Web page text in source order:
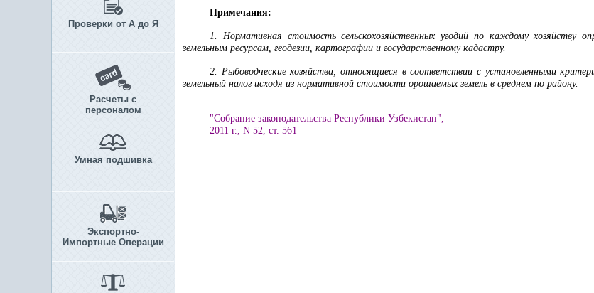
Проверки от А до Я
Расчеты с
персоналом
Умная подшивка
Экспортно-
Импортные Операции
Примечания:
1. Нормативная стоимость сельскохозяйственных угодий по каждому хозяйству
земельным ресурсам, геодезии, картографии и государственному кадастру.
2. Рыбоводческие хозяйства, относящиеся в соответствии с установленными
земельный налог исходя из нормативной стоимости орошаемых земель в среднем по району.
"Собрание законодательства Республики Узбекистан",
2011 г., N 52, ст. 561